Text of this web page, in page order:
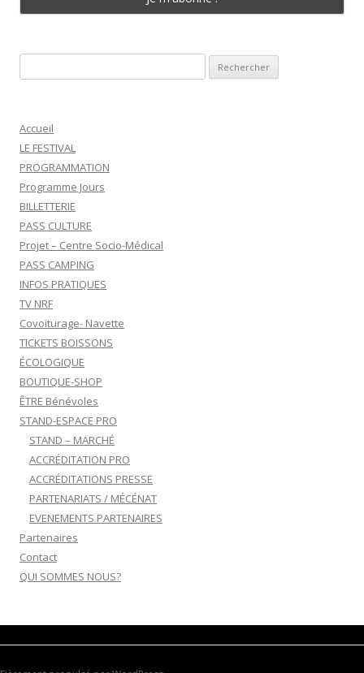
Accueil
LE FESTIVAL
PROGRAMMATION
Programme Jours
BILLETTERIE
PASS CULTURE
Projet – Centre Socio-Médical
PASS CAMPING
INFOS PRATIQUES
TV NRF
Covoiturage- Navette
TICKETS BOISSONS
ÉCOLOGIQUE
BOUTIQUE-SHOP
ÊTRE Bénévoles
STAND-ESPACE PRO
STAND – MARCHÉ
ACCRÉDITATION PRO
ACCRÉDITATIONS PRESSE
PARTENARIATS / MÉCÉNAT
EVENEMENTS PARTENAIRES
Partenaires
Contact
QUI SOMMES NOUS?